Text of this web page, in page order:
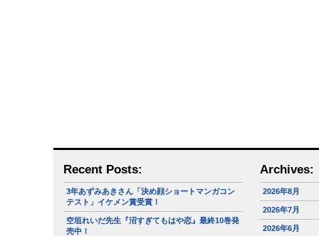
Recent Posts:
3年あずみあきさん「決め顔ショートマンガコン
テスト」イケメン賞受賞！
空垣れいだ先生『沼すぎてもはや恋』最終10巻発
売中！
Archives:
2026年8月
2026年7月
2026年6月